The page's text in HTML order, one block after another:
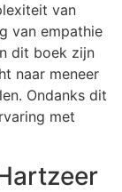
van
van empathie
dit boek zijn
naar meneer
Ondanks dit
met